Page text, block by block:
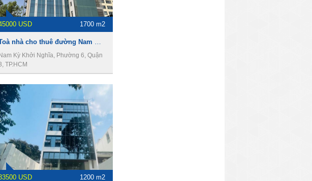
USD 1700 m2
Kỳ Khởi Nghĩa, Phường 6, Quận
TP.HCM
USD 1200 m2